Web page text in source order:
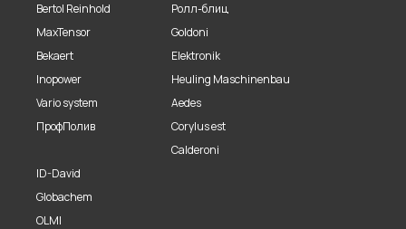
Bertol Reinhold
MaxTensor
Bekaert
Inopower
Vario system
ПрофПолив
Ролл-блиц
Goldoni
Elektronik
Heuling Maschinenbau
Aedes
Corylus est
Calderoni
ID-David
Globachem
OLMI